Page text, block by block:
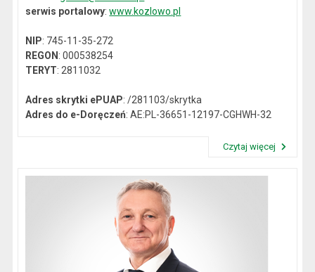
serwis portalowy:www.kozlowo.pl
NIP: 745-11-35-272
REGON: 000538254
TERYT: 2811032
Adres skrytki ePUAP: /281103/skrytka
Adres do e-Doręczeń: AE:PL-36651-12197-CGHWH-32
Czytaj więcej